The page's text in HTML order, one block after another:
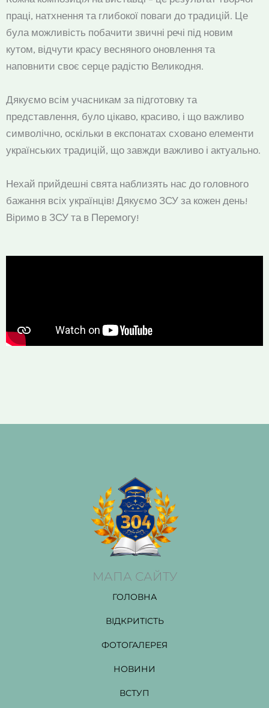
праці, натхнення та глибокої поваги до традицій. Це
була можливість побачити звичні речі під новим
кутом, відчути красу весняного оновлення та
наповнити своє серце радістю Великодня.
Дякуємо всім учасникам за підготовку та
представлення, було цікаво, красиво, і що важливо
символічно, оскільки в експонатах сховано елементи
українських традицій, що завжди важливо і актуально.
Нехай прийдешні свята наблизять нас до головного
бажання всіх українців! Дякуємо ЗСУ за кожен день!
Віримо в ЗСУ та в Перемогу!
МАПА САЙТУ
ГОЛОВНА
ВІДКРИТІСТЬ
ФОТОГАЛЕРЕЯ
НОВИНИ
ВСТУП